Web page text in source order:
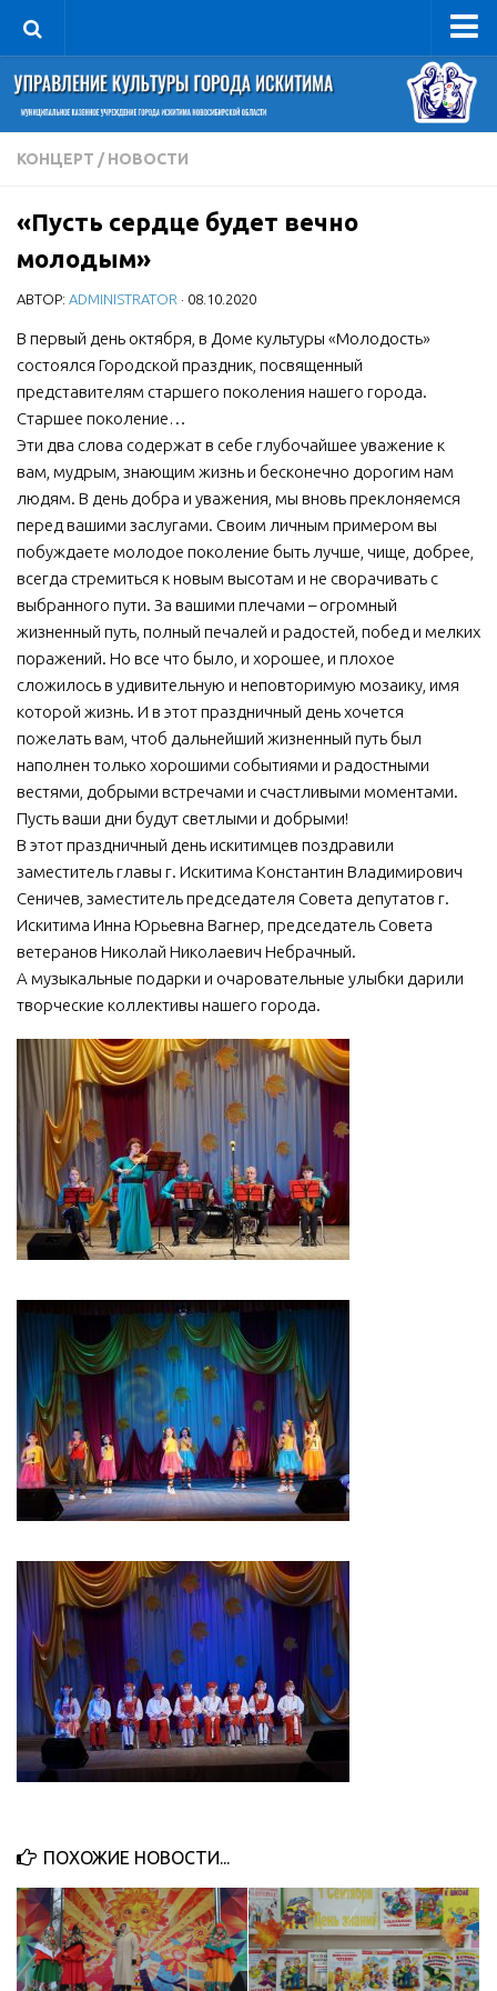
Управление
Руководитель
Сведения об организации
Книга почета культуры
Фотогалерея
Документы
Учредительные документы
Правовая база
Противодействие коррупции
Отчеты о деятельности
Учреждения культуры
МБУ Дом культуры «Молодость»
МБУ Дом культуры «Октябрь»
МБОУ ДО «Детская школа искусств»
МБОУ ДО «Детская музыкальная школа»
МБУ Парк культуры и отдыха им. И.В. Коротеева
МБУК «Централизованная библиотечная система»
Афиша
Контакты
КОНЦЕРТ / НОВОСТИ
«Пусть сердце будет вечно
молодым»
АВТОР: ADMINISTRATOR · 08.10.2020
В первый день октября, в Доме культуры «Молодость»
состоялся Городской праздник, посвященный
представителям старшего поколения нашего города.
Старшее поколение…
Эти два слова содержат в себе глубочайшее уважение к
вам, мудрым, знающим жизнь и бесконечно дорогим нам
людям. В день добра и уважения, мы вновь преклоняемся
перед вашими заслугами. Своим личным примером вы
побуждаете молодое поколение быть лучше, чище, добрее,
всегда стремиться к новым высотам и не сворачивать с
выбранного пути. За вашими плечами – огромный
жизненный путь, полный печалей и радостей, побед и мелких
поражений. Но все что было, и хорошее, и плохое
сложилось в удивительную и неповторимую мозаику, имя
которой жизнь. И в этот праздничный день хочется
пожелать вам, чтоб дальнейший жизненный путь был
наполнен только хорошими событиями и радостными
вестями, добрыми встречами и счастливыми моментами.
Пусть ваши дни будут светлыми и добрыми!
В этот праздничный день искитимцев поздравили
заместитель главы г. Искитима Константин Владимирович
Сеничев, заместитель председателя Совета депутатов г.
Искитима Инна Юрьевна Вагнер, председатель Совета
ветеранов Николай Николаевич Небрачный.
А музыкальные подарки и очаровательные улыбки дарили
творческие коллективы нашего города.
ПОХОЖИЕ НОВОСТИ...